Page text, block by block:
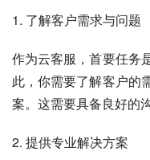
1. 了解客户需求与问题
作为云客服，首要任务
此，你需要了解客户的
案。这需要具备良好的
2. 提供专业解决方案